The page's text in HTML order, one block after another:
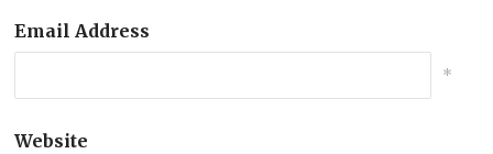
Email Address
*
Website